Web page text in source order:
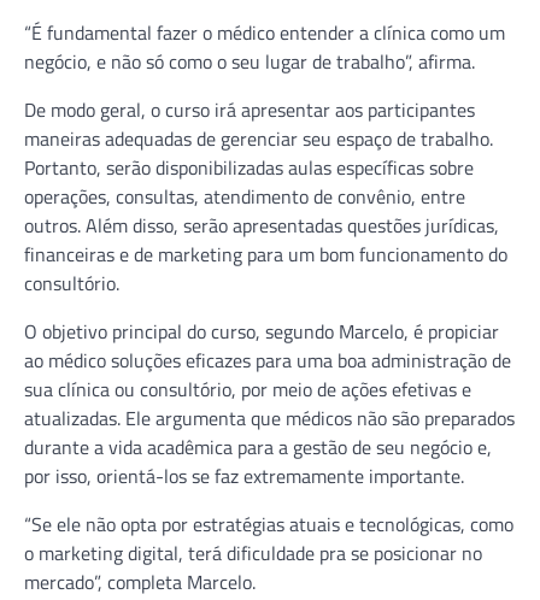
“É fundamental fazer o médico entender a clínica como um
negócio, e não só como o seu lugar de trabalho”, afirma.
De modo geral, o curso irá apresentar aos participantes
maneiras adequadas de gerenciar seu espaço de trabalho.
Portanto, serão disponibilizadas aulas específicas sobre
operações, consultas, atendimento de convênio, entre
outros. Além disso, serão apresentadas questões jurídicas,
financeiras e de marketing para um bom funcionamento do
consultório.
O objetivo principal do curso, segundo Marcelo, é propiciar
ao médico soluções eficazes para uma boa administração de
sua clínica ou consultório, por meio de ações efetivas e
atualizadas. Ele argumenta que médicos não são preparados
durante a vida acadêmica para a gestão de seu negócio e,
por isso, orientá-los se faz extremamente importante.
“Se ele não opta por estratégias atuais e tecnológicas, como
o marketing digital, terá dificuldade pra se posicionar no
mercado”, completa Marcelo.